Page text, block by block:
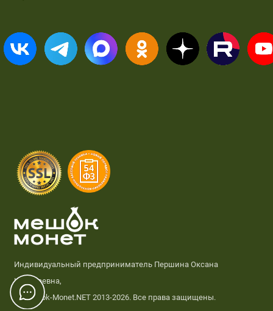
Индивидуальный предприниматель Першина Оксана
Николаевна,
© Meshok-Monet.NET 2013-2026. Все права защищены.